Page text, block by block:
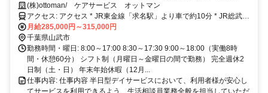
未経験から生活相談員を目指しませんか？」
(株)ottoman/ ケアサービス オットマン
アクセス: アクセス * JR東金線「求名駅」より車で約10分 * JR総武本
線「成東駅」より車で約10分 * マイカー通勤OK（無料駐車場完備） *
交通費支給（規定あり） 山武市・東金市・九十九里町・横芝光町・
大網白里市など近隣エリアからも通勤しやすい立地です。 無料駐車
場を完備しているため、車通勤が中心の方も安心。毎日の通勤ストレ
スが少なく、仕事に集中できる環境です。
月給285,000円～315,000円
千葉県山武市
勤務時間・曜日: 8:00～17:00 8:30～17:30 9:00～18:00（実働8時
間・休憩60分） シフト制（月曜日～金曜日の間で勤務） 完全週休2
日制（土・日） 年末年始休暇（12月...
仕事内容: 仕事内容 半日型デイサービスにおいて、利用者様が安心し
てサービスを利用できるよう、生活相談員業務全般を担当していただ